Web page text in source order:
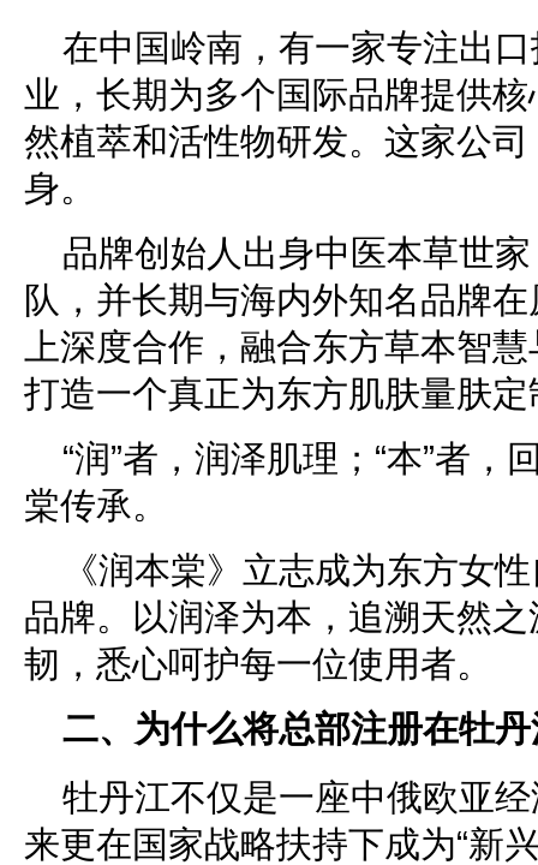
在中国岭南，有一家专注出
业，长期为多个国际品牌提供
然植萃和活性物研发。这家公司
身。
品牌创始人出身中医本草世
队，并长期与海内外知名品牌
上深度合作，融合东方草本智
打造一个真正为东方肌肤量肤
“润”者，润泽肌理；“本”者，
棠传承。
《润本棠》立志成为东方女
品牌。以润泽为本，追溯天然
韧，悉心呵护每一位使用者。
二、为什么将总部注册在牡
牡丹江不仅是一座中俄欧亚
来更在国家战略扶持下成为“新